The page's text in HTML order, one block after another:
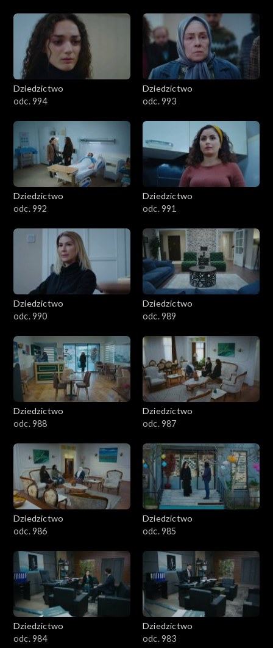
Dziedzictwo
odc. 994
Dziedzictwo
odc. 993
Dziedzictwo
odc. 992
Dziedzictwo
odc. 991
Dziedzictwo
odc. 990
Dziedzictwo
odc. 989
Dziedzictwo
odc. 988
Dziedzictwo
odc. 987
Dziedzictwo
odc. 986
Dziedzictwo
odc. 985
Dziedzictwo
odc. 984
Dziedzictwo
odc. 983